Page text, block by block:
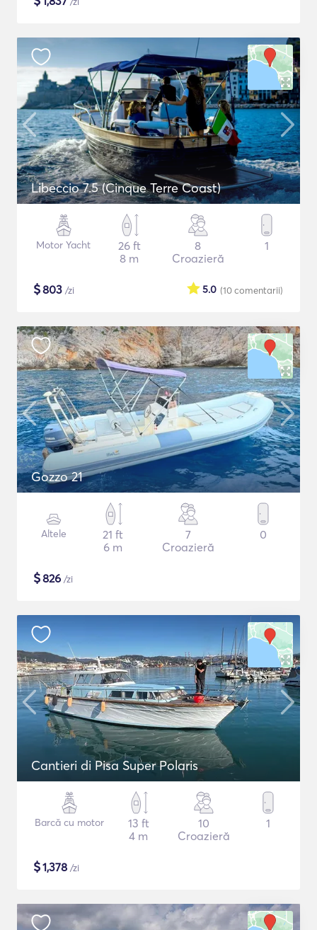
Libeccio 7.5 (Cinque Terre Coast)
Motor Yacht
26 ft
8 m
8
Croazieră
1
$803 /zi (10comentarii)
5.0
Gozzo 21
Altele
21 ft
6 m
7
Croazieră
0
$826 /zi
Cantieri di Pisa Super Polaris
Barcă cu motor
13 ft
4 m
10
Croazieră
1
$1,378 /zi